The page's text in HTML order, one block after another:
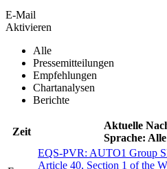
E-Mail
Aktivieren
Alle
Pressemitteilungen
Empfehlungen
Chartanalysen
Berichte
Zeit
Aktuelle
Sprache: Alle
EQS-PVR: AUTO1 Group
Article 40, Section 1 of the